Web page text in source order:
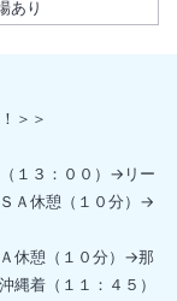
あり
＞＞
１３：００）→リー
Ａ休憩（１０分）→
休憩（１０分）→那
着（１１：４５）